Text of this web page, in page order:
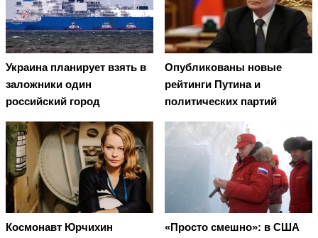
Украина планирует взять в
заложники один
российский город
Опубликованы новые
рейтинги Путина и
политических партий
Космонавт Юрчихин
«Просто смешно»: в США